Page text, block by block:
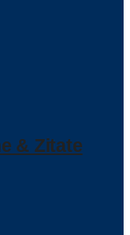
& Zitate